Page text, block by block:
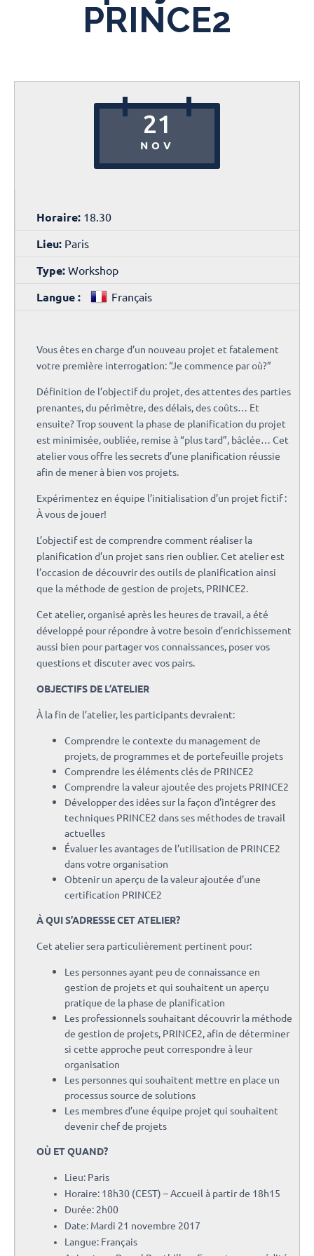
PRINCE2
21
NOV
Horaire: 18.30
Lieu: Paris
Type: Workshop
Langue : Français
Vous êtes en charge d’un nouveau projet et fatalement
votre première interrogation: “Je commence par où?”
Définition de l’objectif du projet, des attentes des parties
prenantes, du périmètre, des délais, des coûts… Et
ensuite? Trop souvent la phase de planification du projet
est minimisée, oubliée, remise à “plus tard”, bâclée… Cet
atelier vous offre les secrets d’une planification réussie
afin de mener à bien vos projets.
Expérimentez en équipe l’initialisation d’un projet fictif :
À vous de jouer!
L’objectif est de comprendre comment réaliser la
planification d’un projet sans rien oublier. Cet atelier est
l’occasion de découvrir des outils de planification ainsi
que la méthode de gestion de projets, PRINCE2.
Cet atelier, organisé après les heures de travail, a été
développé pour répondre à votre besoin d’enrichissement
aussi bien pour partager vos connaissances, poser vos
questions et discuter avec vos pairs.
OBJECTIFS DE L’ATELIER
À la fin de l’atelier, les participants devraient:
Comprendre le contexte du management de
projets, de programmes et de portefeuille projets
Comprendre les éléments clés de PRINCE2
Comprendre la valeur ajoutée des projets PRINCE2
Développer des idées sur la façon d’intégrer des
techniques PRINCE2 dans ses méthodes de travail
actuelles
Évaluer les avantages de l’utilisation de PRINCE2
dans votre organisation
Obtenir un aperçu de la valeur ajoutée d’une
certification PRINCE2
À QUI S’ADRESSE CET ATELIER?
Cet atelier sera particulièrement pertinent pour:
Les personnes ayant peu de connaissance en
gestion de projets et qui souhaitent un aperçu
pratique de la phase de planification
Les professionnels souhaitant découvrir la méthode
de gestion de projets, PRINCE2, afin de déterminer
si cette approche peut correspondre à leur
organisation
Les personnes qui souhaitent mettre en place un
processus source de solutions
Les membres d’une équipe projet qui souhaitent
devenir chef de projets
OÙ ET QUAND?
Lieu: Paris
Horaire: 18h30 (CEST) – Accueil à partir de 18h15
Durée: 2h00
Date: Mardi 21 novembre 2017
Langue: Français